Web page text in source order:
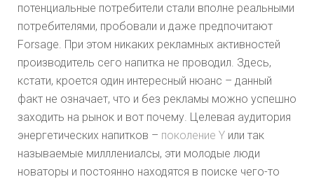
потенциальные потребители стали вполне реальными
потребителями, пробовали и даже предпочитают
Forsage. При этом никаких рекламных активностей
производитель сего напитка не проводил. Здесь,
кстати, кроется один интересный нюанс – данный
факт не означает, что и без рекламы можно успешно
заходить на рынок и вот почему. Целевая аудитория
энергетических напитков – поколение Y или так
называемые милллениалсы, эти молодые люди
новаторы и постоянно находятся в поиске чего-то